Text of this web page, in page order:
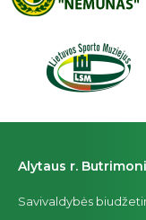
Alytaus r.
Savivaldybės